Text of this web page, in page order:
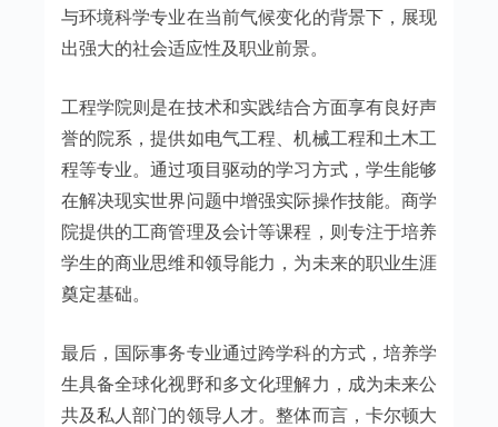
与环境科学专业在当前气候变化的背景下，展现
出强大的社会适应性及职业前景。
工程学院则是在技术和实践结合方面享有良好声
誉的院系，提供如电气工程、机械工程和土木工
程等专业。通过项目驱动的学习方式，学生能够
在解决现实世界问题中增强实际操作技能。商学
院提供的工商管理及会计等课程，则专注于培养
学生的商业思维和领导能力，为未来的职业生涯
奠定基础。
最后，国际事务专业通过跨学科的方式，培养学
生具备全球化视野和多文化理解力，成为未来公
共及私人部门的领导人才。整体而言，卡尔顿大